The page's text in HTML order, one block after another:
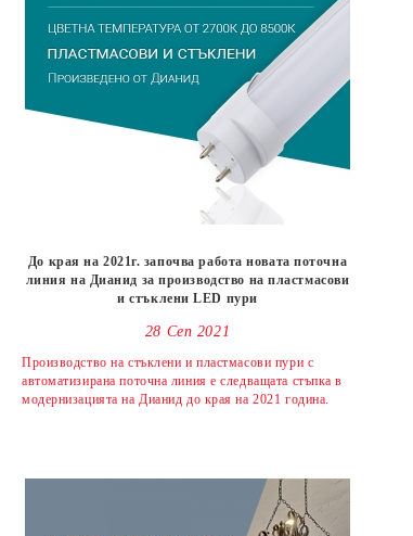
До края на 2021г. започва работа новата поточна
линия на Дианид за производство на пластмасови
и стъклени LED пури
28 Сеп 2021
Производство на стъклени и пластмасови пури с
автоматизирана поточна линия е следващата стъпка в
модернизацията на Дианид до края на 2021 година.